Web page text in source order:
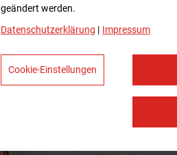
geändert werden.
Datenschutzerklärung | Impressum
Cookie-Einstellungen